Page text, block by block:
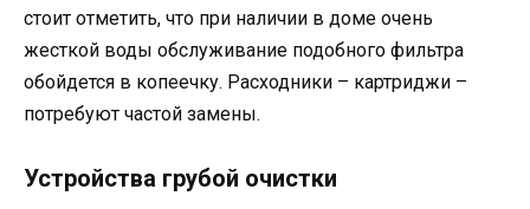
стоит отметить, что при наличии в доме очень
жесткой воды обслуживание подобного фильтра
обойдется в копеечку. Расходники – картриджи –
потребуют частой замены.
Устройства грубой очистки